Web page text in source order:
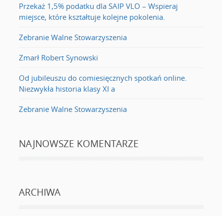
Przekaż 1,5% podatku dla SAIP VLO – Wspieraj
miejsce, które kształtuje kolejne pokolenia.
Zebranie Walne Stowarzyszenia
Zmarł Robert Synowski
Od jubileuszu do comiesięcznych spotkań online.
Niezwykła historia klasy XI a
Zebranie Walne Stowarzyszenia
NAJNOWSZE KOMENTARZE
ARCHIWA